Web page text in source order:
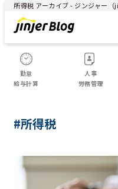
所得税 アーカイブ - ジンジャー
勤怠
給与計算
人事
労務管理
#所得税